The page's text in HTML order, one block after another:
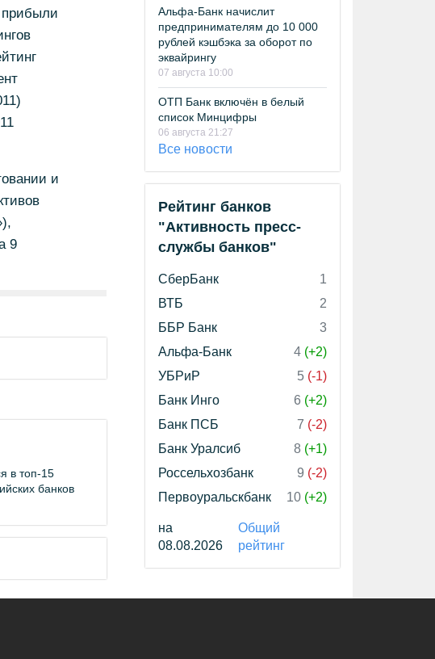
прибыли
и
9
в топ-15
банков
Альфа-Банк начислит
предпринимателям до 10 000
рублей кэшбэка за оборот по
эквайрингу
07 августа 10:00
ОТП Банк включён в белый
список Минцифры
06 августа 21:27
Все новости
Рейтинг банков
"Активность пресс-
службы банков"
СберБанк
1
ВТБ
2
ББР Банк
3
Альфа-Банк
4 (+2)
УБРиР
5 (-1)
Банк Инго
6 (+2)
Банк ПСБ
7 (-2)
Банк Уралсиб
8 (+1)
Россельхозбанк
9 (-2)
Первоуральскбанк
10 (+2)
на
08.08.2026
Общий
рейтинг